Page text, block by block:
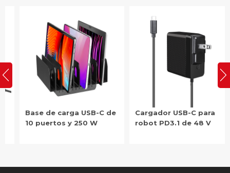
Base de carga USB-C de
10 puertos y 250 W
Cargador USB-C para
robot PD3.1 de 48 V